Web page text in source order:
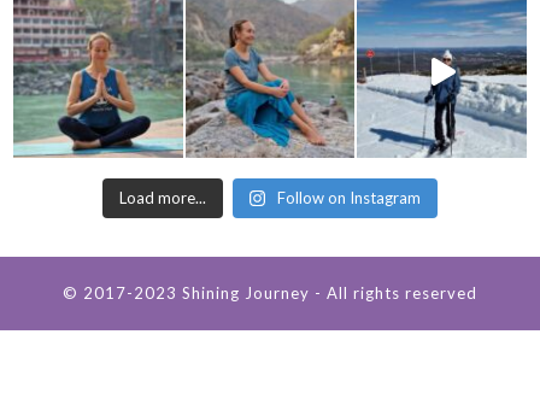
Load more... Follow on Instagram
© 2017-2023 Shining Journey - All rights reserved